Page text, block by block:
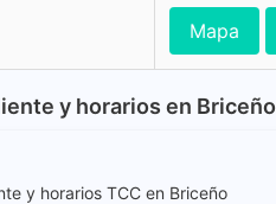
Mapa
y horarios en Briceño
y horarios TCC en Briceño